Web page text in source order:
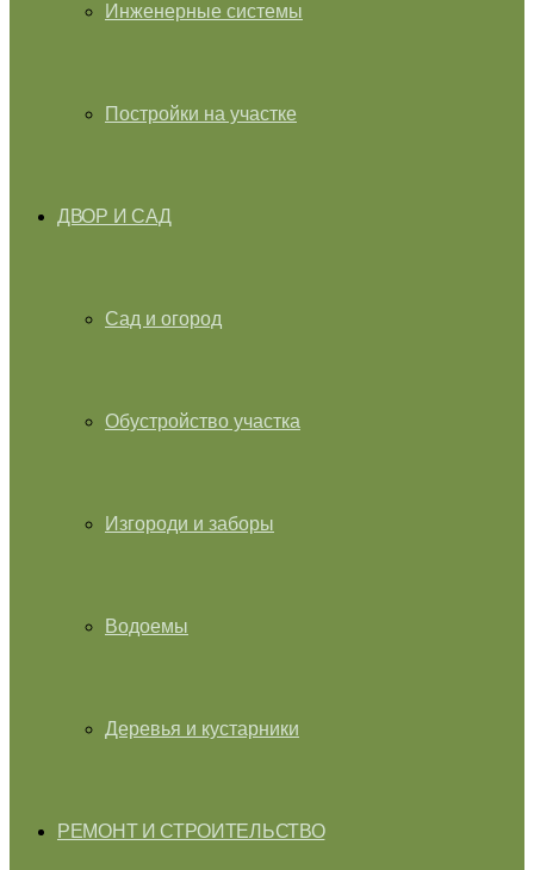
Инженерные системы
Постройки на участке
ДВОР И САД
Сад и огород
Обустройство участка
Изгороди и заборы
Водоемы
Деревья и кустарники
РЕМОНТ И СТРОИТЕЛЬСТВО